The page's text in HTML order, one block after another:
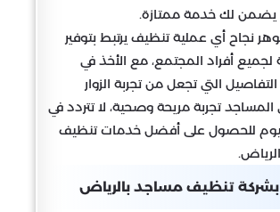
يضمن لك خدمة ممتازة.
نجاح أي عملية تنظيف يرتبط بتوفير
أفراد المجتمع، مع الأخذ في
التفاصيل التي تجعل من تجربة الزوار
تجربة مريحة وصحية، لا تتردد في
اليوم للحصول على أفضل خدمات تنظيف
بشركة تنظيف مساجد بالرياض